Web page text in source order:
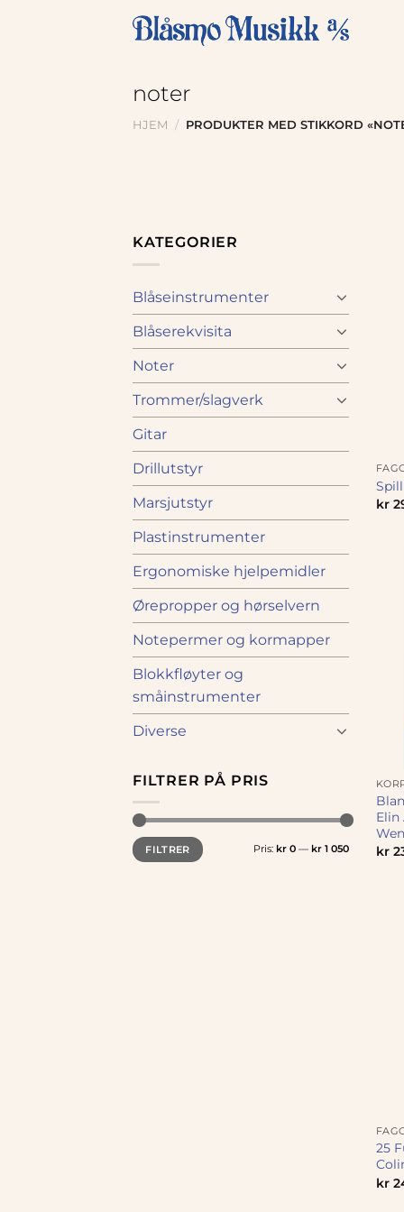
noter
HJEM / PRODUKTER MED STIKKORD
KATEGORIER
Blåseinstrumenter
Blåserekvisita
Noter
Trommer/slagverk
Gitar
Drillutstyr
Marsjutstyr
Plastinstrumenter
Ergonomiske hjelpemidler
Ørepropper og hørselvern
Notepermer og kormapper
Blokkfløyter og
småinstrumenter
Diverse
FILTRER PÅ PRIS
Min.
pris
Makspris
FILTRER Pris: kr 0 — kr 1 050
kr
kr
25
kr